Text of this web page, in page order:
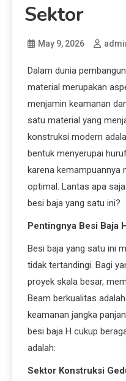
Sektor
May 9, 2026
Dalam dunia
material merupakan
menjamin keamanan
satu material yang
konstruksi modern
bentuk menyerupai
karena kemampuannya
optimal. Lantas apa
besi baja yang satu ini?
Pentingnya Besi Baja
Besi baja yang satu ini
tidak tertandingi. Bagi
proyek skala besar,
Beam berkualitas
keamanan jangka
besi baja H cukup
adalah:
Sektor Konstruksi